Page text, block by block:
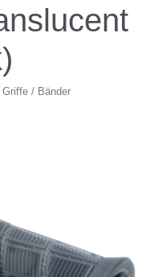
Griffe / Bänder